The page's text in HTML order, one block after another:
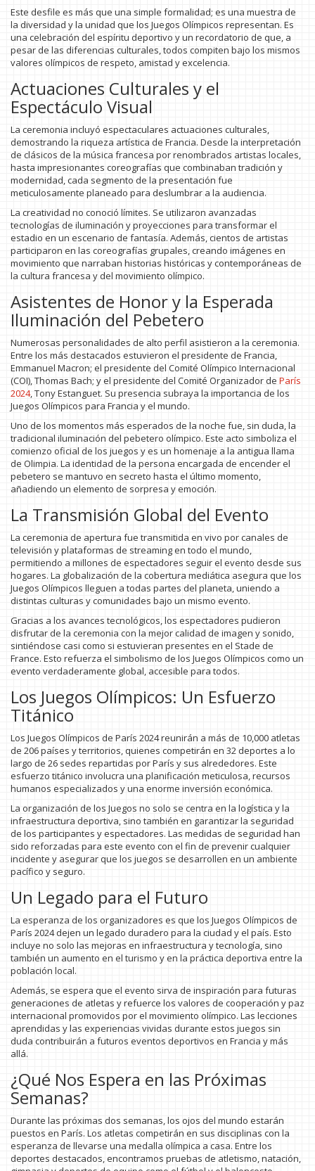
Este desfile es más que una simple formalidad; es una muestra de
la diversidad y la unidad que los Juegos Olímpicos representan. Es
una celebración del espíritu deportivo y un recordatorio de que, a
pesar de las diferencias culturales, todos compiten bajo los mismos
valores olímpicos de respeto, amistad y excelencia.
Actuaciones Culturales y el
Espectáculo Visual
La ceremonia incluyó espectaculares actuaciones culturales,
demostrando la riqueza artística de Francia. Desde la interpretación
de clásicos de la música francesa por renombrados artistas locales,
hasta impresionantes coreografías que combinaban tradición y
modernidad, cada segmento de la presentación fue
meticulosamente planeado para deslumbrar a la audiencia.
La creatividad no conoció límites. Se utilizaron avanzadas
tecnologías de iluminación y proyecciones para transformar el
estadio en un escenario de fantasía. Además, cientos de artistas
participaron en las coreografías grupales, creando imágenes en
movimiento que narraban historias históricas y contemporáneas de
la cultura francesa y del movimiento olímpico.
Asistentes de Honor y la Esperada
Iluminación del Pebetero
Numerosas personalidades de alto perfil asistieron a la ceremonia.
Entre los más destacados estuvieron el presidente de Francia,
Emmanuel Macron; el presidente del Comité Olímpico Internacional
(COI), Thomas Bach; y el presidente del Comité Organizador de París
2024, Tony Estanguet. Su presencia subraya la importancia de los
Juegos Olímpicos para Francia y el mundo.
Uno de los momentos más esperados de la noche fue, sin duda, la
tradicional iluminación del pebetero olímpico. Este acto simboliza el
comienzo oficial de los juegos y es un homenaje a la antigua llama
de Olimpia. La identidad de la persona encargada de encender el
pebetero se mantuvo en secreto hasta el último momento,
añadiendo un elemento de sorpresa y emoción.
La Transmisión Global del Evento
La ceremonia de apertura fue transmitida en vivo por canales de
televisión y plataformas de streaming en todo el mundo,
permitiendo a millones de espectadores seguir el evento desde sus
hogares. La globalización de la cobertura mediática asegura que los
Juegos Olímpicos lleguen a todas partes del planeta, uniendo a
distintas culturas y comunidades bajo un mismo evento.
Gracias a los avances tecnológicos, los espectadores pudieron
disfrutar de la ceremonia con la mejor calidad de imagen y sonido,
sintiéndose casi como si estuvieran presentes en el Stade de
France. Esto refuerza el simbolismo de los Juegos Olímpicos como un
evento verdaderamente global, accesible para todos.
Los Juegos Olímpicos: Un Esfuerzo
Titánico
Los Juegos Olímpicos de París 2024 reunirán a más de 10,000 atletas
de 206 países y territorios, quienes competirán en 32 deportes a lo
largo de 26 sedes repartidas por París y sus alrededores. Este
esfuerzo titánico involucra una planificación meticulosa, recursos
humanos especializados y una enorme inversión económica.
La organización de los Juegos no solo se centra en la logística y la
infraestructura deportiva, sino también en garantizar la seguridad
de los participantes y espectadores. Las medidas de seguridad han
sido reforzadas para este evento con el fin de prevenir cualquier
incidente y asegurar que los juegos se desarrollen en un ambiente
pacífico y seguro.
Un Legado para el Futuro
La esperanza de los organizadores es que los Juegos Olímpicos de
París 2024 dejen un legado duradero para la ciudad y el país. Esto
incluye no solo las mejoras en infraestructura y tecnología, sino
también un aumento en el turismo y en la práctica deportiva entre la
población local.
Además, se espera que el evento sirva de inspiración para futuras
generaciones de atletas y refuerce los valores de cooperación y paz
internacional promovidos por el movimiento olímpico. Las lecciones
aprendidas y las experiencias vividas durante estos juegos sin
duda contribuirán a futuros eventos deportivos en Francia y más
allá.
¿Qué Nos Espera en las Próximas
Semanas?
Durante las próximas dos semanas, los ojos del mundo estarán
puestos en París. Los atletas competirán en sus disciplinas con la
esperanza de llevarse una medalla olímpica a casa. Entre los
deportes destacados, encontramos pruebas de atletismo, natación,